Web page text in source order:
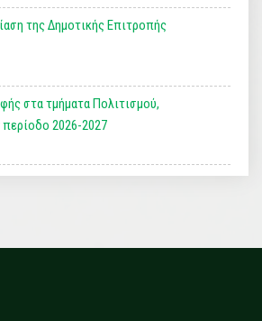
της Δημοτικής Επιτροπής
στα τμήματα Πολιτισμού,
περίοδο 2026-2027